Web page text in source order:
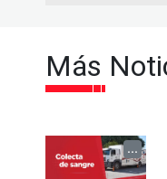
Más
...